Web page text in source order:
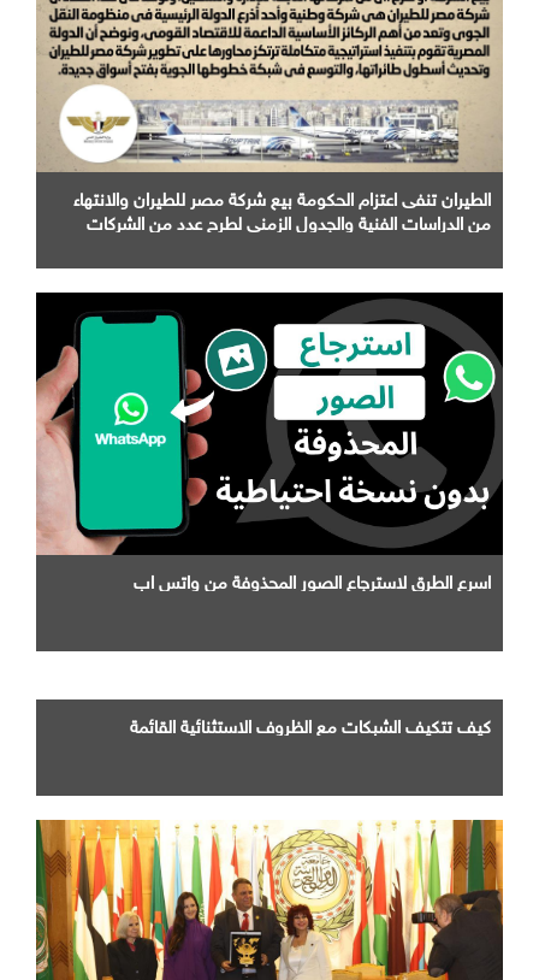
الطيران تنفى اعتزام الحكومة بيع شركة مصر للطيران والانتهاء
من الدراسات الفنية والجدول الزمني لطرح عدد من الشركات
اسرع الطرق لاسترجاع الصور المحذوفة من واتس اب
كيف تتكيف الشبكات مع الظروف الاستثنائية القائمة